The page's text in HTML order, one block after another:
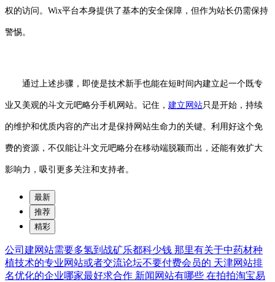
权的访问。Wix平台本身提供了基本的安全保障，但作为站长仍需保持
警惕。
通过上述步骤，即使是技术新手也能在短时间内建立起一个既专
业又美观的斗文元吧略分手机网站。记住， 建立网站只是开始，持续
的维护和优质内容的产出才是保持网站生命力的关键。利用好这个免
费的资源，不仅能让斗文元吧略分在移动端脱颖而出，还能有效扩大
影响力，吸引更多关注和支持者。
最新
推荐
精彩
公司建网站需要多氢到战矿乐都科少钱 那里有关于中药材种
植技术的专业网站或者交流论坛不要付费会员的 天津网站排
名优化的企业哪家最好求合作 新闻网站有哪些 在拍拍淘宝易